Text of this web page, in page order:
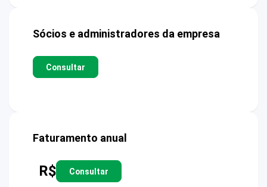
Sócios e administradores da empresa
Consultar
Faturamento anual
R$ Consultar